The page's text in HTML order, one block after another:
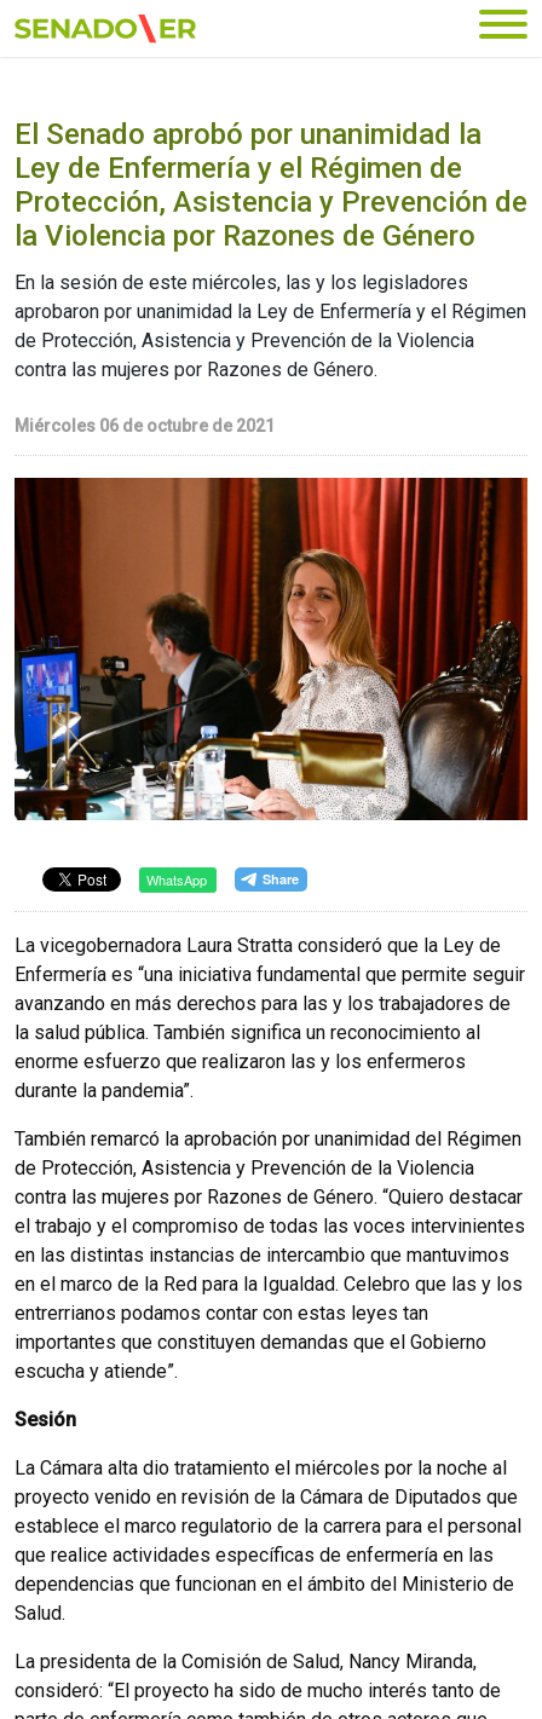
Ir al menú principal
El Senado aprobó por unanimidad la
Ley de Enfermería y el Régimen de
Protección, Asistencia y Prevención de
la Violencia por Razones de Género
En la sesión de este miércoles, las y los legisladores
aprobaron por unanimidad la Ley de Enfermería y el Régimen
de Protección, Asistencia y Prevención de la Violencia
contra las mujeres por Razones de Género.
Miércoles 06 de octubre de 2021
WhatsApp
La vicegobernadora Laura Stratta consideró que la Ley de
Enfermería es “una iniciativa fundamental que permite seguir
avanzando en más derechos para las y los trabajadores de
la salud pública. También significa un reconocimiento al
enorme esfuerzo que realizaron las y los enfermeros
durante la pandemia”.
También remarcó la aprobación por unanimidad del Régimen
de Protección, Asistencia y Prevención de la Violencia
contra las mujeres por Razones de Género. “Quiero destacar
el trabajo y el compromiso de todas las voces intervinientes
en las distintas instancias de intercambio que mantuvimos
en el marco de la Red para la Igualdad. Celebro que las y los
entrerrianos podamos contar con estas leyes tan
importantes que constituyen demandas que el Gobierno
escucha y atiende”.
Sesión
La Cámara alta dio tratamiento el miércoles por la noche al
proyecto venido en revisión de la Cámara de Diputados que
establece el marco regulatorio de la carrera para el personal
que realice actividades específicas de enfermería en las
dependencias que funcionan en el ámbito del Ministerio de
Salud.
La presidenta de la Comisión de Salud, Nancy Miranda,
consideró: “El proyecto ha sido de mucho interés tanto de